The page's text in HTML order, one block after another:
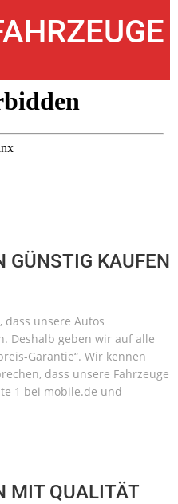
GÜNSTIG KAUFEN
unsere Autos
Deshalb geben wir auf alle
Garantie“. Wir kennen
dass unsere Fahrzeuge
1 bei mobile.de und
MIT QUALITÄT